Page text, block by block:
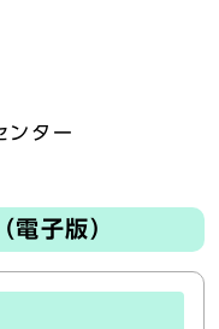
ンター
子版）